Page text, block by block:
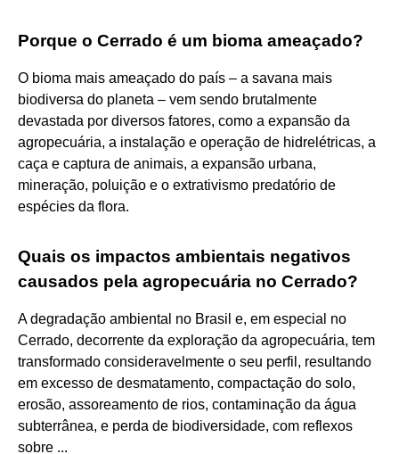
Porque o Cerrado é um bioma ameaçado?
O bioma mais ameaçado do país – a savana mais
biodiversa do planeta – vem sendo brutalmente
devastada por diversos fatores, como a expansão da
agropecuária, a instalação e operação de hidrelétricas, a
caça e captura de animais, a expansão urbana,
mineração, poluição e o extrativismo predatório de
espécies da flora.
Quais os impactos ambientais negativos
causados pela agropecuária no Cerrado?
A degradação ambiental no Brasil e, em especial no
Cerrado, decorrente da exploração da agropecuária, tem
transformado consideravelmente o seu perfil, resultando
em excesso de desmatamento, compactação do solo,
erosão, assoreamento de rios, contaminação da água
subterrânea, e perda de biodiversidade, com reflexos
sobre ...